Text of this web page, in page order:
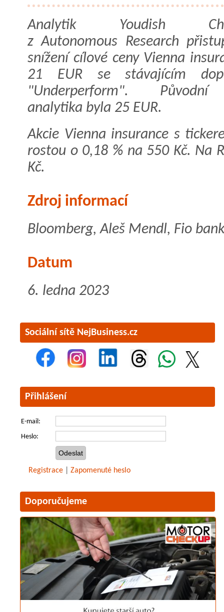
Analytik Youdish
z Autonomous Research
snížení cílové ceny Vienna
21 EUR se stávajícím
"Underperform".
analytika byla 25 EUR.
Akcie Vienna insurance s
rostou o 0,18 % na 550 Kč. Na
Kč.
Zdroj informací
Bloomberg, Aleš Mendl, Fio
Datum
6. ledna 2023
Sociální sítě NejBusiness.cz
Přihlášení
E-mail:
Heslo:
Registrace Zapomenuté heslo
Doporučujeme